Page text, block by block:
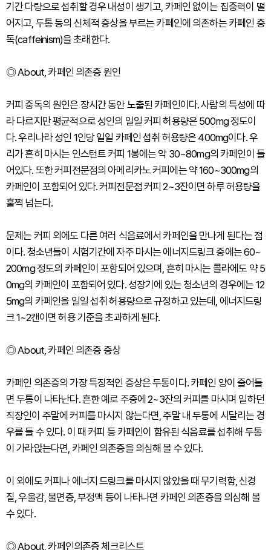
기간 다량으로 섭취할 경우 내성이 생기고, 카페인 없이는 집중력이 떨
어지고, 두통 등의 신체적 증상을 부르는 카페인에 의존하는 카페인 중
독(caffeinism)을 초래한다.
◎ About, 카페인 의존증 원인
커피 중독의 원인은 장시간 동안 노출된 카페인이다. 사람의 특성에 따
라 다르지만 평균적으로 성인의 일일 커피 허용량은 500mg 정도이
다. 우리나라 성인 1인당 일일 카페인 섭취 허용량은 400mg이다. 우
리가 흔히 마시는 인스턴트 커피 1봉에는 약 30~80mg의 카페인이 들
어있다. 또한 커피전문점의 아메리카노 커피에는 약 160~300mg의
카페인이 포함되어 있다. 커피전문점 커피 2~3잔이면 하루 허용량을
훌쩍 넘는다.
문제는 커피 외에도 다른 여러 식음료에서 카페인을 만나게 된다는 점
이다. 청소년들이 시험기간에 자주 마시는 에너지드링크 중에는 60~
200mg 정도의 카페인이 포함되어 있으며, 흔히 마시는 콜라에도 약 5
0mg의 카페인이 포함되어 있다. 성장기에 있는 청소년의 경우에는 12
5mg의 카페인을 일일 섭취 허용량으로 규정하고 있는데, 에너지드링
크 1~2캔이면 허용 기준을 초과하게 된다.
◎ About, 카페인 의존증 증상
카페인 의존증의 가장 특징적인 증상은 두통이다. 카페인 양이 줄어들
면 두통이 나타난다. 흔한 예로 주중에 2~3잔의 커피를 마시며 일하던
직장인이 주말에 커피를 마시지 않는다면, 주말 내 두통에 시달리는 경
우를 들 수 있다. 이 때 커피 등 카페인이 함유된 식음료를 섭취해 두통
이 가라앉는다면, 카페인 의존증을 의심해 볼 수 있다.
이 외에도 커피나 에너지 드링크를 마시지 않았을 때 무기력함, 신경
질, 우울감, 불면증, 부정맥 등이 나타나면 카페인 의존증을 의심해 볼
수 있다.
◎ About, 카페인의존증 체크리스트